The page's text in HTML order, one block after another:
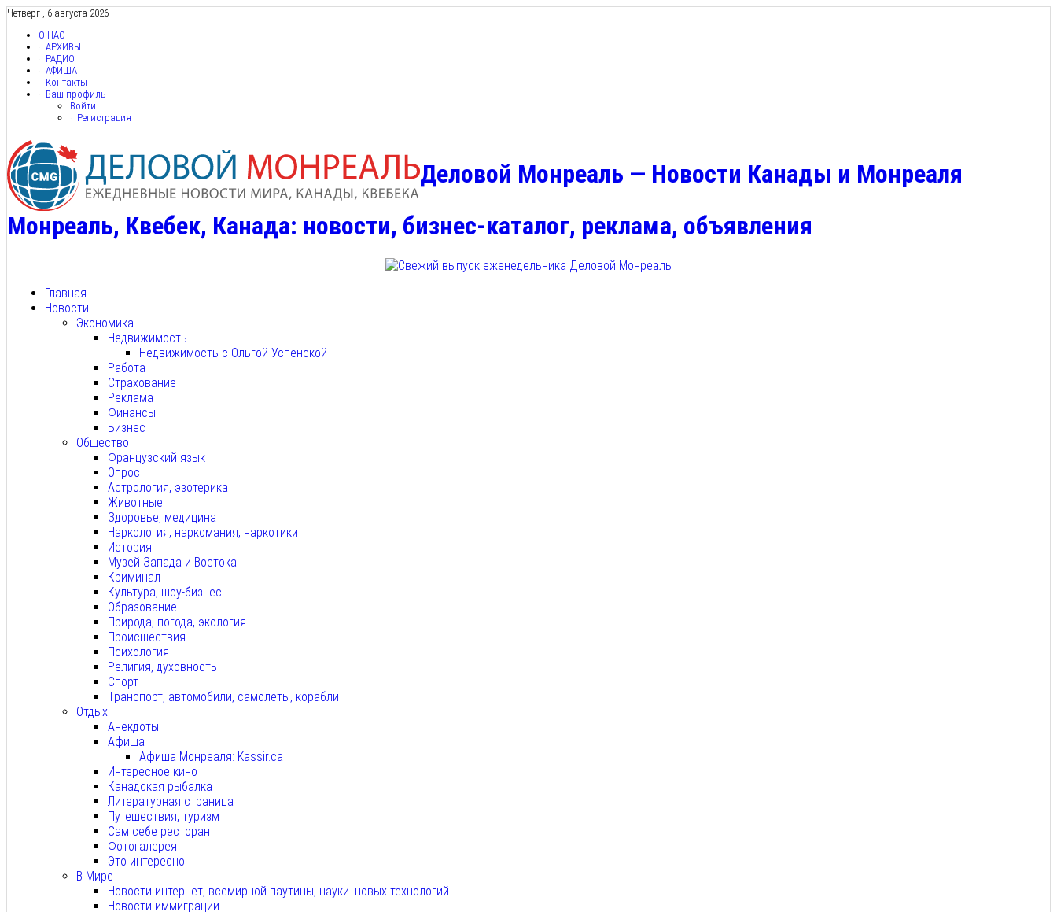
Четверг , 6 августа 2026
О НАС
АРХИВЫ
РАДИО
АФИША
Контакты
Ваш профиль
Войти
Регистрация
Деловой Монреаль — Новости Канады и Монреаля
Монреаль, Квебек, Канада: новости, бизнес-каталог, реклама, объявления
Главная
Новости
Экономика
Недвижимость
Недвижимость с Ольгой Успенской
Работа
Страхование
Реклама
Финансы
Бизнес
Общество
Французский язык
Опрос
Астрология, эзотерика
Животные
Здоровье, медицина
Наркология, наркомания, наркотики
История
Музей Запада и Востока
Криминал
Культура, шоу-бизнес
Образование
Природа, погода, экология
Происшествия
Психология
Религия, духовность
Спорт
Транспорт, автомобили, самолёты, корабли
Отдых
Анекдоты
Афиша
Афиша Монреаля: Kassir.ca
Интересное кино
Канадская рыбалка
Литературная страница
Путешествия, туризм
Сам себе ресторан
Фотогалерея
Это интересно
В Мире
Новости интернет, всемирной паутины, науки. новых технологий
Новости иммиграции